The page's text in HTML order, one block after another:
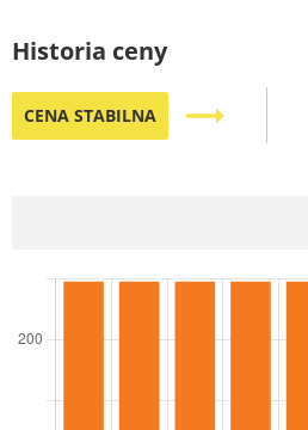
Historia ceny
CENA STABILNA trending_flat